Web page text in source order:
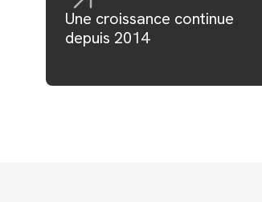
Une croissance continue
depuis 2014